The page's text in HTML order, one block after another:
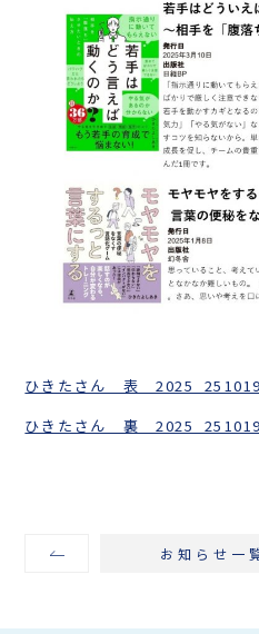
ひきたさん 表
ひきたさん 裏
お知らせ一